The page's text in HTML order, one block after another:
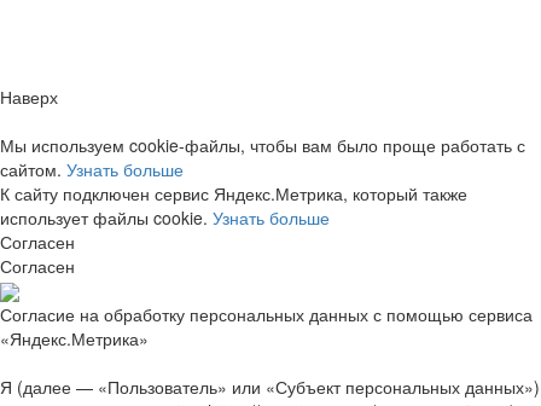
Наверх
Мы используем cookie-файлы, чтобы вам было проще работать с
сайтом. Узнать больше
К сайту подключен сервис Яндекс.Метрика, который также
использует файлы cookie. Узнать больше
Согласен
Согласен
Согласие на обработку персональных данных с помощью сервиса
«Яндекс.Метрика»
Я (далее — «Пользователь» или «Субъект персональных данных»)